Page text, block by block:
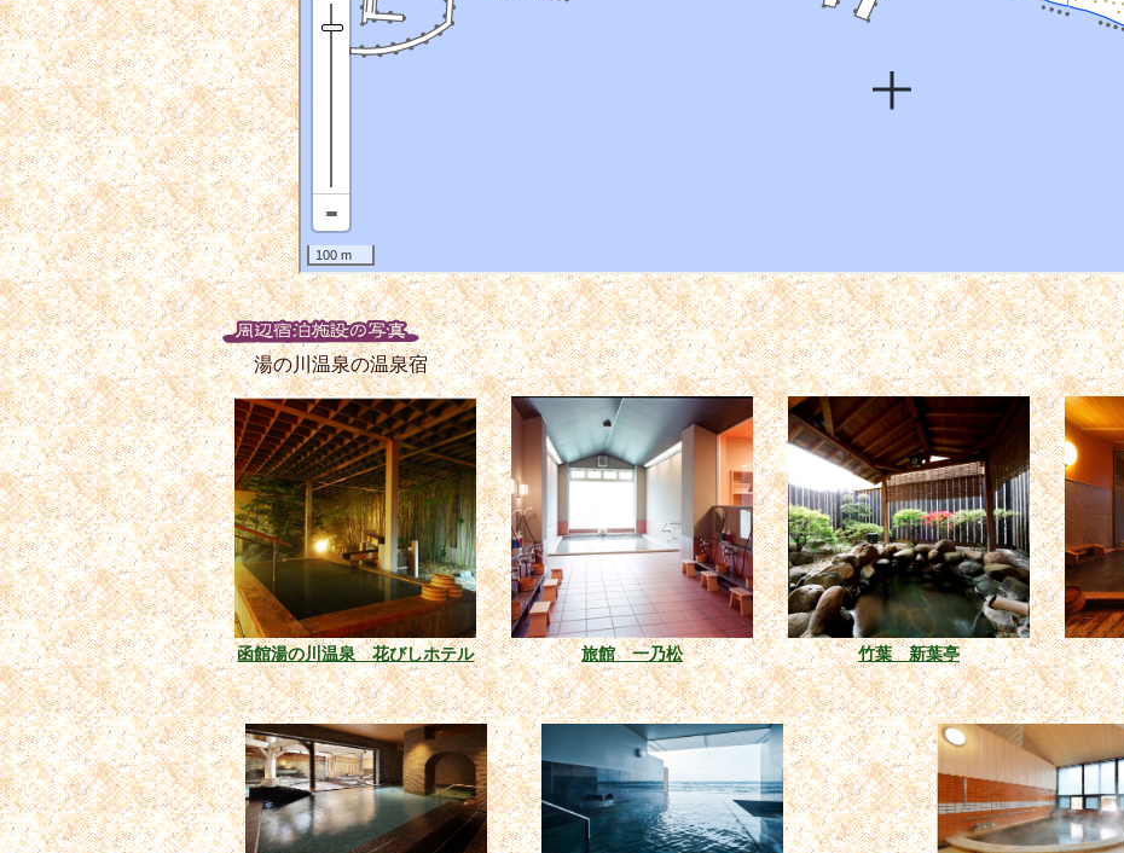
湯の川温泉の温泉宿
函館湯の川温泉 花びしホテル 旅館 一乃松 竹葉 新葉亭